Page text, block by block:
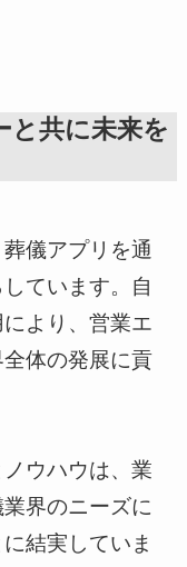
と共に未来を
儀アプリを通
ています。自
より、営業エ
体の発展に貢
ウハウは、業
界のニーズに
結実していま